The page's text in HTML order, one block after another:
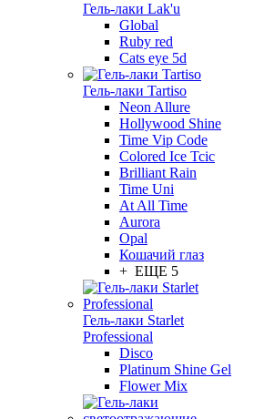
Гель-лаки Lak'u
Global
Ruby red
Cats eye 5d
Гель-лаки Tartiso
Neon Allure
Hollywood Shine
Time Vip Code
Colored Ice Tcic
Brilliant Rain
Time Uni
At All Time
Aurora
Opal
Кошачий глаз
+ ЕЩЕ 5
Гель-лаки Starlet
Professional
Disco
Platinum Shine Gel
Flower Mix